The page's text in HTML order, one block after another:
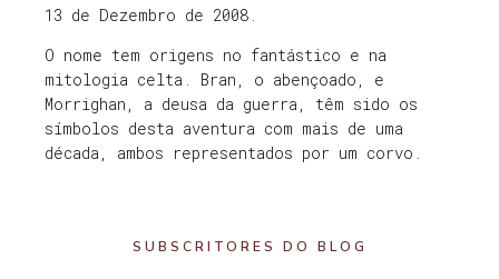
13 de Dezembro de 2008.
O nome tem origens no fantástico e na
mitologia celta. Bran, o abençoado, e
Morrighan, a deusa da guerra, têm sido os
símbolos desta aventura com mais de uma
década, ambos representados por um corvo.
SUBSCRITORES DO BLOG